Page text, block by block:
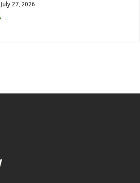
July 27, 2026